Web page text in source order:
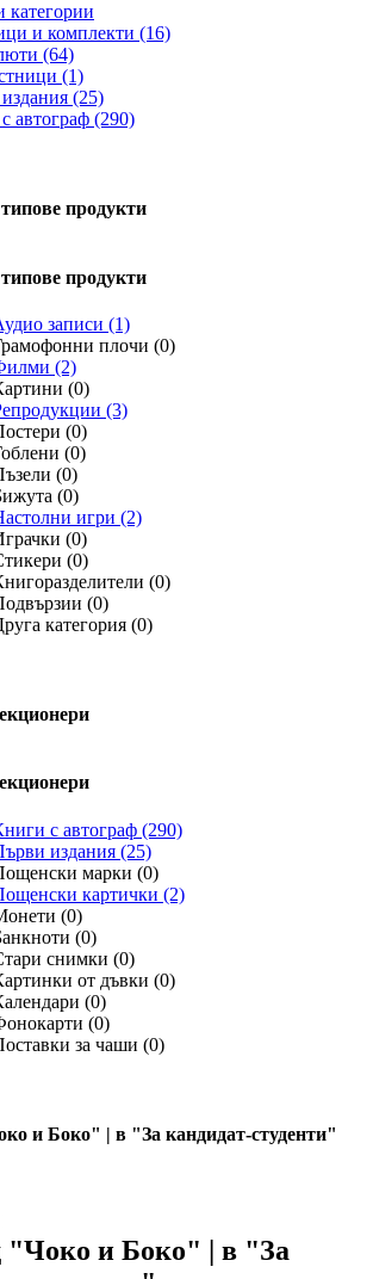
категории
и комплекти (16)
(64)
(1)
(25)
автограф (290)
продукти
продукти
записи (1)
плочи (0)
(2)
(0)
(3)
(0)
(0)
(0)
(0)
игри (2)
(0)
(0)
(0)
(0)
категория (0)
с автограф (290)
издания (25)
марки (0)
картички (2)
(0)
(0)
снимки (0)
от дъвки (0)
(0)
(0)
за чаши (0)
и Боко" | в "За кандидат-студенти"
"Чоко и Боко" | в "За